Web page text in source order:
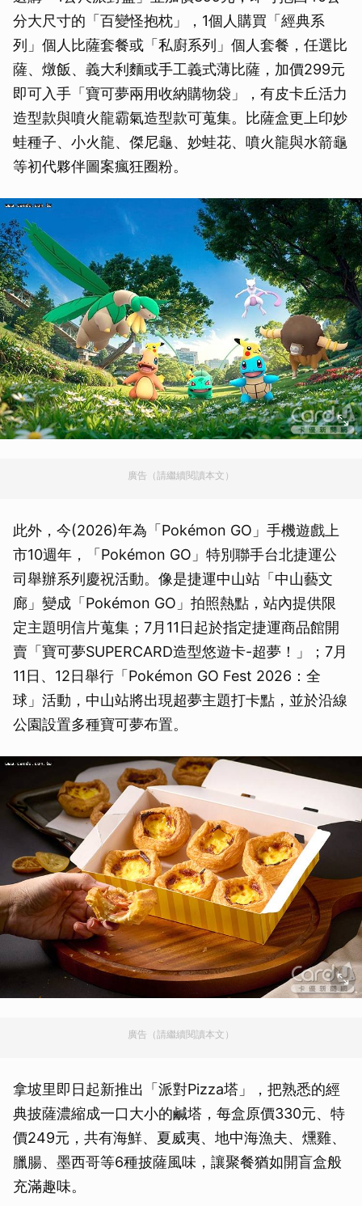
分大尺寸的「百變怪抱枕」，1個人購買「經典系
列」個人比薩套餐或「私廚系列」個人套餐，任選比
薩、燉飯、義大利麵或手工義式薄比薩，加價299元
即可入手「寶可夢兩用收納購物袋」，有皮卡丘活力
造型款與噴火龍霸氣造型款可蒐集。比薩盒更上印妙
蛙種子、小火龍、傑尼龜、妙蛙花、噴火龍與水箭龜
等初代夥伴圖案瘋狂圈粉。
廣告（請繼續閱讀本文）
此外，今(2026)年為「Pokémon GO」手機遊戲上
市10週年，「Pokémon GO」特別聯手台北捷運公
司舉辦系列慶祝活動。像是捷運中山站「中山藝文
廊」變成「Pokémon GO」拍照熱點，站內提供限
定主題明信片蒐集；7月11日起於指定捷運商品館開
賣「寶可夢SUPERCARD造型悠遊卡-超夢！」；7月
11日、12日舉行「Pokémon GO Fest 2026：全
球」活動，中山站將出現超夢主題打卡點，並於沿線
公園設置多種寶可夢布置。
廣告（請繼續閱讀本文）
拿坡里即日起新推出「派對Pizza塔」，把熟悉的經
典披薩濃縮成一口大小的鹹塔，每盒原價330元、特
價249元，共有海鮮、夏威夷、地中海漁夫、燻雞、
臘腸、墨西哥等6種披薩風味，讓聚餐猶如開盲盒般
充滿趣味。